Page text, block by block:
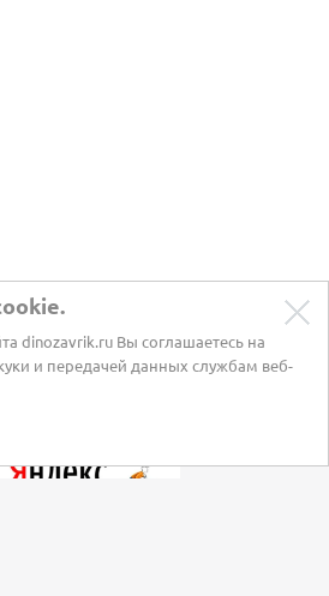
dinozavrik.ru Вы соглашаетесь на
и передачей данных службам веб-